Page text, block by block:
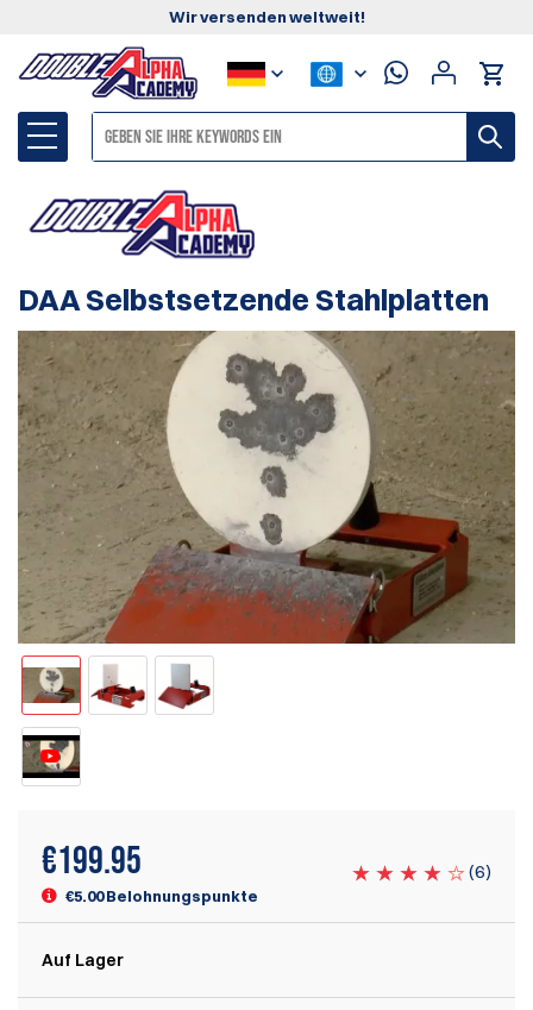
Wir versenden weltweit!
DAA Selbstsetzende Stahlplatten
€199.95
€5.00 Belohnungspunkte
(6)
Auf Lager